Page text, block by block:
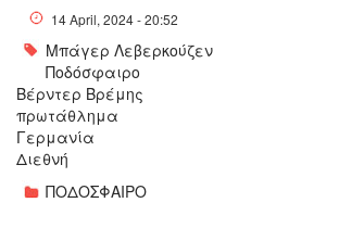
14 April, 2024 - 20:52
Μπάγερ Λεβερκούζεν
Ποδόσφαιρο
Βέρντερ Βρέμης
πρωτάθλημα
Γερμανία
Διεθνή
ΠΟΔΟΣΦΑΙΡΟ